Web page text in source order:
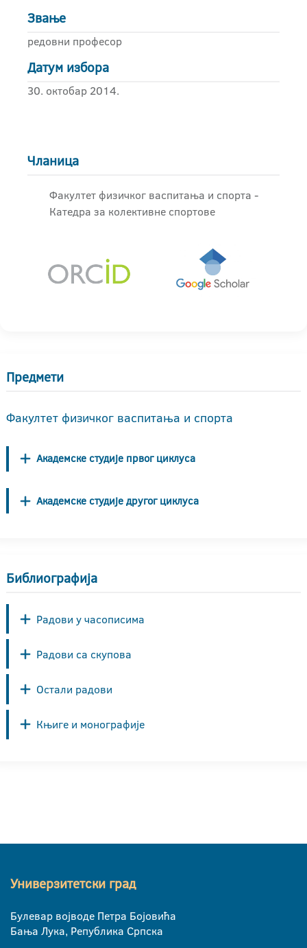
Звање
редовни професор
Датум избора
30. октобар 2014.
Чланица
Факултет физичког васпитања и спорта -
Катедра за колективне спортове
Предмети
Факултет физичког васпитања и спорта
Академске студије првог циклуса
Академске студије другог циклуса
Библиографија
Радови у часописима
Радови са скупова
Остали радови
Књиге и монографије
Универзитетски град
Булевар војводе Петра Бојовића
Бања Лука, Република Српска